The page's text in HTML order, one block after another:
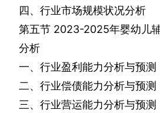
四、行业市场规模状况分析
第五节 2023-2025年婴幼儿
分析
一、行业盈利能力分析与预测
二、行业偿债能力分析与预测
三、行业营运能力分析与预测